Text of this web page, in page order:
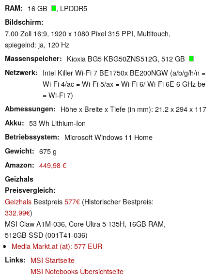
RAM 16 GB , LPDDR5
Bildschirm
7.00 Zoll 16:9, 1920 x 1080 Pixel 315 PPI, Multitouch,
spiegelnd: ja, 120 Hz
Massenspeicher Kioxia BG5 KBG50ZNS512G, 512 GB
Netzwerk
Intel Killer Wi-Fi 7 BE1750x BE200NGW (a/b/g/h/n =
Wi-Fi 4/ac = Wi-Fi 5/ax = Wi-Fi 6/ Wi-Fi 6E 6 GHz be
= Wi-Fi 7)
Abmessungen Höhe x Breite x Tiefe (in mm): 21.2 x 294 x 117
Akku 53 Wh Lithium-Ion
Betriebssystem Microsoft Windows 11 Home
Gewicht 675 g
Amazon 449,98 €
Geizhals
Preisvergleich
Geizhals Bestpreis577€ (Historischer Bestpreis:
332.99€)
MSI Claw A1M-036, Core Ultra 5 135H, 16GB RAM,
512GB SSD (001T41-036)
Media Markt.at (at): 577 EUR
Links
MSI Startseite
MSI Notebooks Übersichtseite